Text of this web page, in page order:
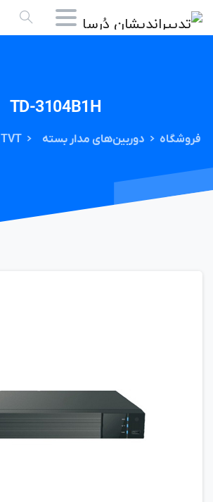
TD-3104B1H
فروشگاه دوربین‌های مدار بسته TVT